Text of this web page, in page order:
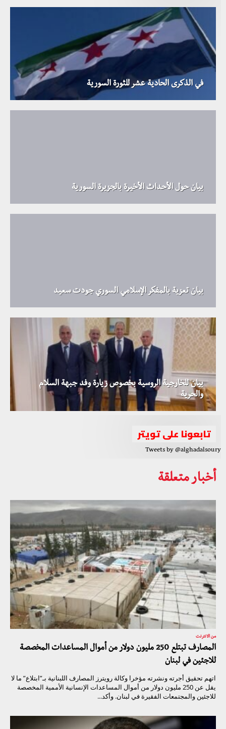
في الذكرى الحادية عشر للثورة السورية
بيان حول الأحداث الأخيرة بالجزيرة السورية
بيان تعزية بالمفكر الإسلامي السوري جودت سعيد
بيان للخارجية الروسية بخصوص زيارة وفد جبهة السلام
والحرية
تابعونا على تويتر
Tweets by @alghadalsoury
أخبار متعلقة
من الانترنت
المصارف تبتلع 250 مليون دولار من أموال المساعدات المخصصة
للاجئين في لبنان
اتهم تحقيق أجرته ونشرته مؤخرا وكالة رويترز المصارف اللبنانية بـ”ابتلاع” ما لا
يقل عن 250 مليون دولار من أموال المساعدات الإنسانية الأممية المخصصة
للاجئين والمجتمعات الفقيرة في لبنان. وأكد...